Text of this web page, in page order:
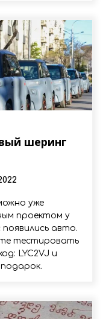
шеринг
уже
проектом у
авто.
тестировать
LYC2VJ и